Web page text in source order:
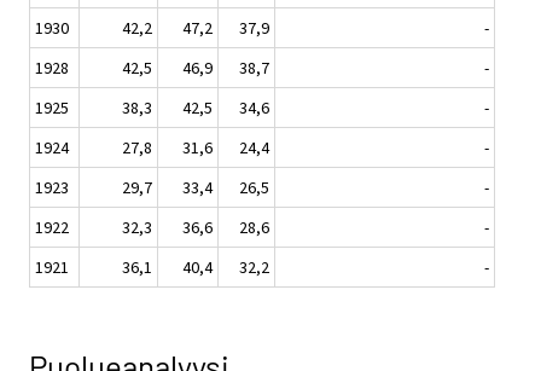
1930
42,2 47,2 37,9
-
1928
42,5 46,9 38,7
-
1925
38,3 42,5 34,6
-
1924
27,8 31,6 24,4
-
1923
29,7 33,4 26,5
-
1922
32,3 36,6 28,6
-
1921
36,1 40,4 32,2 -